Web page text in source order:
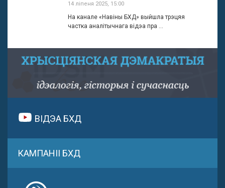
14 ліпеня 2025, 15:00
На канале «Навіны БХД» выйшла трэцяя
частка аналітычнага відэа пра ...
ВІДЭА БХД
КАМПАНІІ БХД